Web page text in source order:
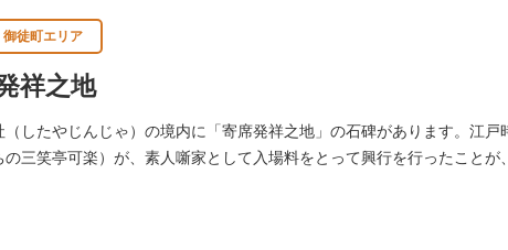
御徒町エリア
祥之地
（したやじんじゃ）の境内に「寄席発祥之地」の石碑があります。江
の三笑亭可楽）が、素人噺家として入場料をとって興行を行ったことが